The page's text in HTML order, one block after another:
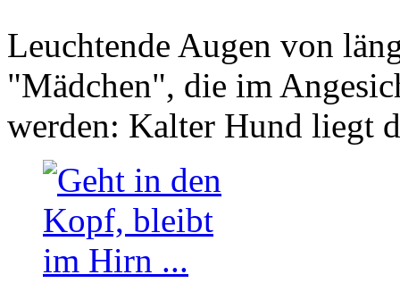
Leuchtende Augen von
"Mädchen", die im
werden: Kalter Hund liegt